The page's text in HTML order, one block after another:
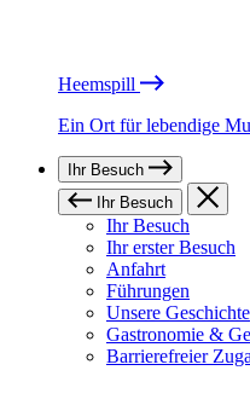
Heemspill
Ein Ort für lebendige
Ihr Besuch
Ihr Besuch
Ihr Besuch
Ihr erster Besuch
Anfahrt
Führungen
Unsere Geschichte
Gastronomie &
Barrierefreier